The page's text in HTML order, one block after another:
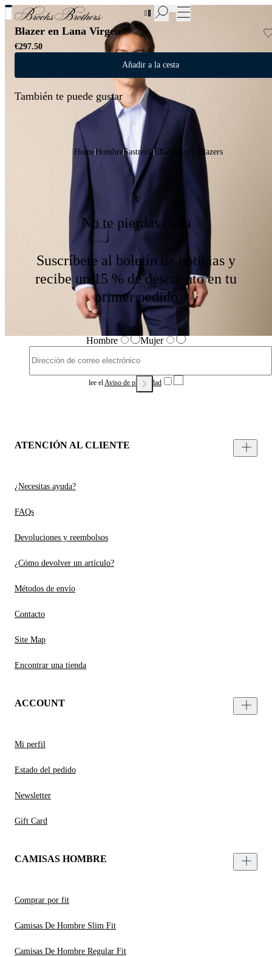
Nuevas incorporaciones a las Rebajas | Hasta 50%
Blazer en Lana Virgen
€297.50
Añadir a la cesta
También te puede gustar
HomeHombreSastreríaChaquetas y Blazers
No te pierdas nada
Suscríbete al boletín de noticias y
recibe un 15 % de descuento en tu
primer pedido
Hombre Mujer
lee elAviso de privacidad
ATENCIÓN AL CLIENTE
¿Necesitas ayuda?
FAQs
Devoluciones y reembolsos
¿Cómo devolver un artículo?
Métodos de envío
Contacto
Site Map
Encontrar una tienda
ACCOUNT
Mi perfil
Estado del pedido
Newsletter
Gift Card
CAMISAS HOMBRE
Comprar por fit
Camisas De Hombre Slim Fit
Camisas De Hombre Regular Fit